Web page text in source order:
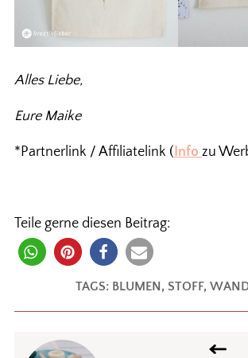
Alles Liebe,
Eure Maike
*Partnerlink / Affiliatelink (Info zu
Teile gerne diesen Beitrag:
TAGS: BLUMEN , STOFF,